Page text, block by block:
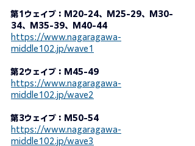
第1ウェイブ：
M20-24、M25-29、M30-
34、M35-39、M40-44
https://www.nagaragawa-
middle102.jp/wave1
第2ウェイブ：
M45-49
https://www.nagaragawa-
middle102.jp/wave2
第3ウェイブ：M50-54
https://www.nagaragawa-
middle102.jp/wave3